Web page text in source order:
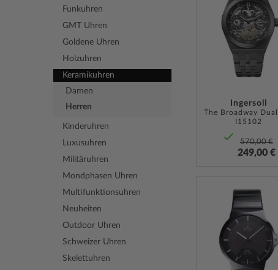
Ingersoll
I15102
570,00 €
249,00 €
Funkuhren
GMT Uhren
Goldene Uhren
Holzuhren
Keramikuhren
Damen
Herren
Kinderuhren
Luxusuhren
Militäruhren
Mondphasen Uhren
Multifunktionsuhren
Neuheiten
Outdoor Uhren
Schweizer Uhren
Skelettuhren